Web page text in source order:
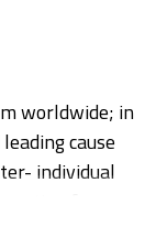
worldwide; in
cause
individual
for
During the